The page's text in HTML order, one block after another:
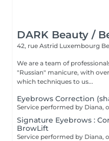
DARK Beauty /
42, rue Astrid Luxembourg
We are a team of
"Russian" manicure, with over 10
which techniques to us...
Eyebrows Correction
Signature Eyebrows :
BrowLift